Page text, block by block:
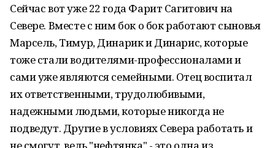
Сейчас вот уже 22 года Фарит Сагитович на
Севере. Вместе с ним бок о бок работают сыновья
Марсель, Тимур, Динарик и Динарис, которые
тоже стали водителями-профессионалами и
сами уже являются семейными. Отец воспитал
их ответственными, трудолюбивыми,
надежными людьми, которые никогда не
подведут. Другие в условиях Севера работать и